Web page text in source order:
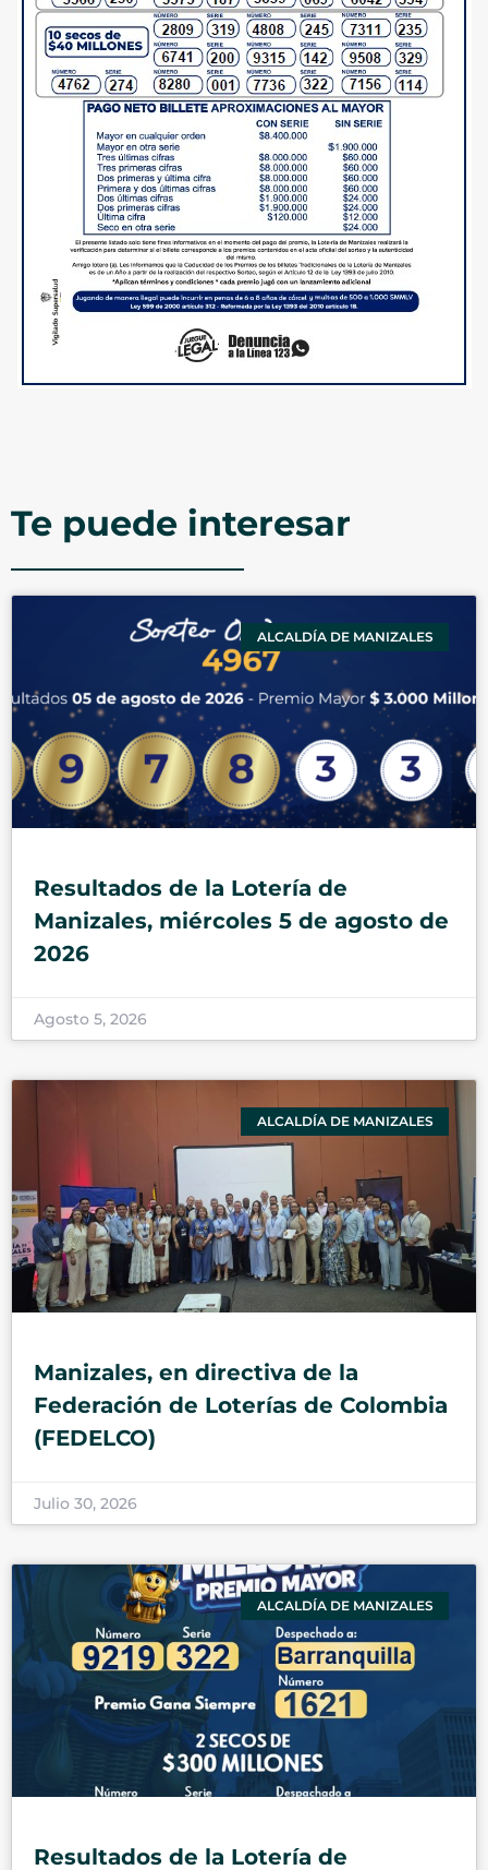
Te puede interesar
ALCALDÍA DE MANIZALES
Resultados de la Lotería de
Manizales, miércoles 5 de agosto de
2026
Agosto 5, 2026
ALCALDÍA DE MANIZALES
Manizales, en directiva de la
Federación de Loterías de Colombia
(FEDELCO)
Julio 30, 2026
ALCALDÍA DE MANIZALES
Resultados de la Lotería de